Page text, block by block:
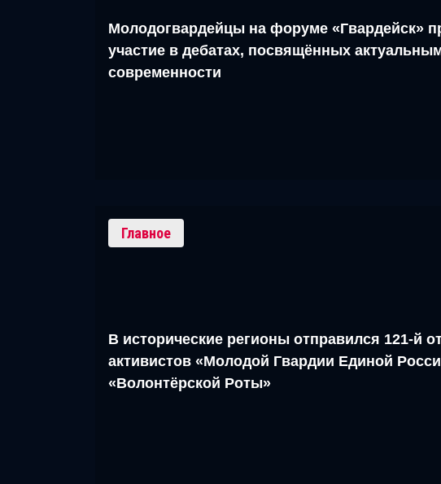
Молодогвардейцы на форуме «Гвардейск»
участие в дебатах, посвящённых
современности
Главное
В исторические регионы отправился 121-й
активистов «Молодой Гвардии Единой
«Волонтёрской Роты»